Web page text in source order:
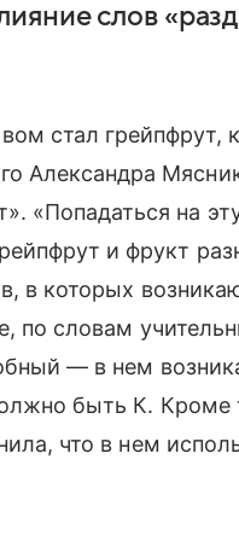
слов
стал грейпфрут,
Александра
«Попадаться на
и фрукт
в которых
по словам
— в нем
быть К. Кроме
что в нем